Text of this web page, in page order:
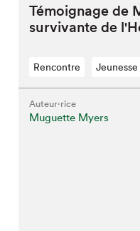
Témoignage de
survivante de
Rencontre Jeunesse
Auteur·rice
Muguette Myers